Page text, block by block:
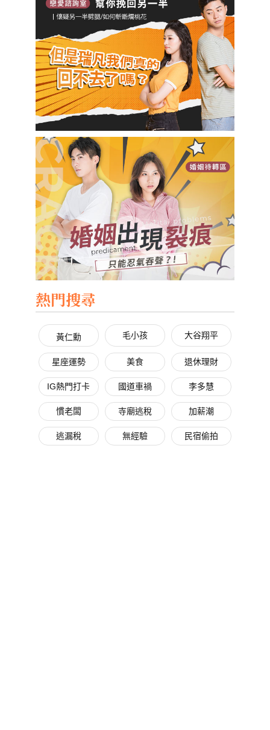
熱門搜尋
黃仁勳 毛小孩 大谷翔平
星座運勢 美食 退休理財
IG熱門打卡 國道車禍 李多慧
慣老闆 寺廟逃稅 加薪潮
逃漏稅 無經驗 民宿偷拍